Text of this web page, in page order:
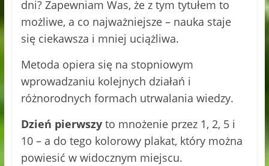
dni? Zapewniam Was, że z tym tytułem to
możliwe, a co najważniejsze – nauka staje
się ciekawsza i mniej uciążliwa.
Metoda opiera się na stopniowym
wprowadzaniu kolejnych działań i
różnorodnych formach utrwalania wiedzy.
Dzień pierwszyto mnożenie przez 1, 2, 5 i
10 – a do tego kolorowy plakat, który można
powiesić w widocznym miejscu.